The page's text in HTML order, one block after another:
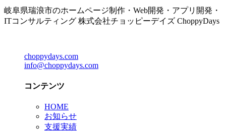
岐阜県瑞浪市のホームページ制作・Web開発・アプリ開発・
ITコンサルティング 株式会社チョッピーデイズ ChoppyDays
choppydays.com
info@choppydays.com
コンテンツ
HOME
お知らせ
支援実績